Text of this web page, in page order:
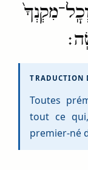
Toutes
tout ce
premier-né